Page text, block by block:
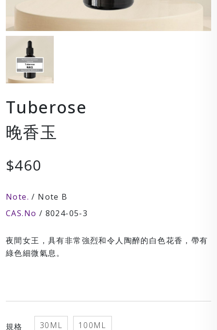
Tuberose
晚香玉
$460
Note. / Note B
CAS.No / 8024-05-3
夜間女王，具有非常強烈和令人陶醉的白色花香，帶有
綠色細微氣息。
規格 30ML 100ML